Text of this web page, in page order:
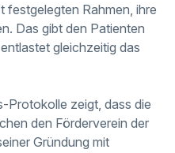
festgelegten Rahmen, ihre
Das gibt den Patienten
gleichzeitig das
Protokolle zeigt, dass die
den Förderverein der
Gründung mit